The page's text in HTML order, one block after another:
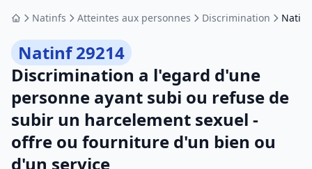
AccueilNatinfs Atteintes aux personnes Discrimination Natinf
Natinf 29214
Discrimination a l'egard d'une
personne ayant subi ou refuse de
subir un harcelement sexuel -
offre ou fourniture d'un bien ou
d'un service